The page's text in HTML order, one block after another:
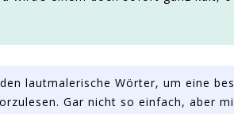
lautmalerische Wörter, um eine
Gar nicht so einfach, aber